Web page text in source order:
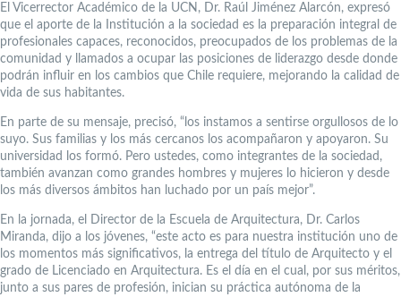
El Vicerrector Académico de la UCN, Dr. Raúl Jiménez Alarcón, expresó
que el aporte de la Institución a la sociedad es la preparación integral de
profesionales capaces, reconocidos, preocupados de los problemas de la
comunidad y llamados a ocupar las posiciones de liderazgo desde donde
podrán influir en los cambios que Chile requiere, mejorando la calidad de
vida de sus habitantes.
En parte de su mensaje, precisó, “los instamos a sentirse orgullosos de lo
suyo. Sus familias y los más cercanos los acompañaron y apoyaron. Su
universidad los formó. Pero ustedes, como integrantes de la sociedad,
también avanzan como grandes hombres y mujeres lo hicieron y desde
los más diversos ámbitos han luchado por un país mejor”.
En la jornada, el Director de la Escuela de Arquitectura, Dr. Carlos
Miranda, dijo a los jóvenes, “este acto es para nuestra institución uno de
los momentos más significativos, la entrega del título de Arquitecto y el
grado de Licenciado en Arquitectura. Es el día en el cual, por sus méritos,
junto a sus pares de profesión, inician su práctica autónoma de la